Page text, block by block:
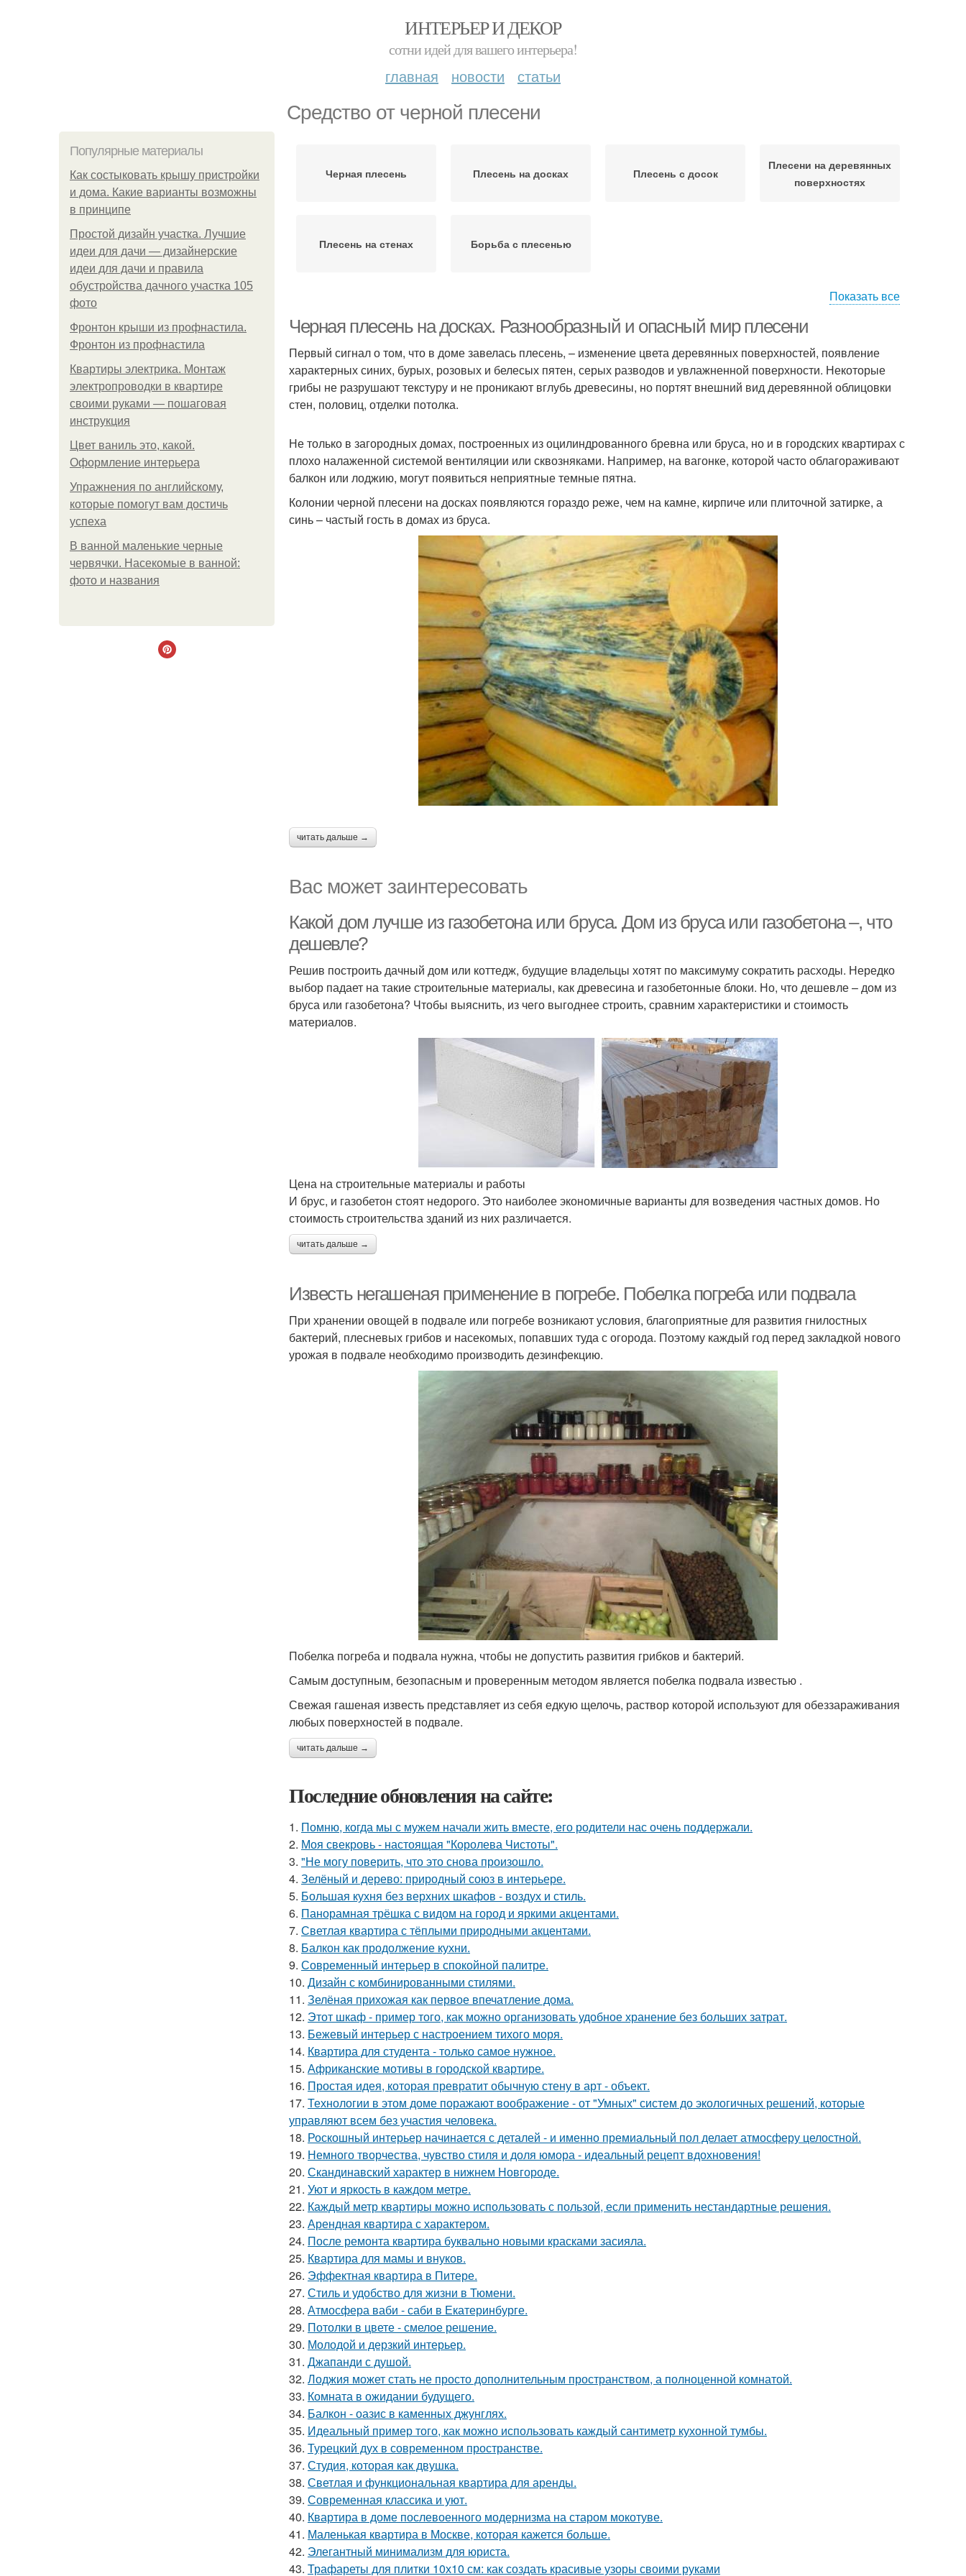
ИНТЕРЬЕР И ДЕКОР
сотни идей для вашего интерьера!
главная новости статьи
Средство от черной плесени
Популярные материалы
Как состыковать крышу пристройки
и дома. Какие варианты возможны
в принципе
Простой дизайн участка. Лучшие
идеи для дачи — дизайнерские
идеи для дачи и правила
обустройства дачного участка 105
фото
Фронтон крыши из профнастила.
Фронтон из профнастила
Квартиры электрика. Монтаж
электропроводки в квартире
своими руками — пошаговая
инструкция
Цвет ваниль это, какой.
Оформление интерьера
Упражнения по английскому,
которые помогут вам достичь
успеха
В ванной маленькие черные
червячки. Насекомые в ванной:
фото и названия
Черная плесень Плесень на досках Плесень с досок
Плесени на деревянных
поверхностях
Плесень на стенах Борьба с плесенью
Показать все
Черная плесень на досках. Разнообразный и опасный мир плесени
Первый сигнал о том, что в доме завелась плесень, – изменение цвета деревянных поверхностей, появление
характерных синих, бурых, розовых и белесых пятен, серых разводов и увлажненной поверхности. Некоторые
грибы не разрушают текстуру и не проникают вглубь древесины, но портят внешний вид деревянной облицовки
стен, половиц, отделки потолка.
Не только в загородных домах, построенных из оцилиндрованного бревна или бруса, но и в городских квартирах с
плохо налаженной системой вентиляции или сквозняками. Например, на вагонке, которой часто облагораживают
балкон или лоджию, могут появиться неприятные темные пятна.
Колонии черной плесени на досках появляются гораздо реже, чем на камне, кирпиче или плиточной затирке, а
синь – частый гость в домах из бруса.
читать дальше →
Вас может заинтересовать
Какой дом лучше из газобетона или бруса. Дом из бруса или газобетона –, что
дешевле?
Решив построить дачный дом или коттедж, будущие владельцы хотят по максимуму сократить расходы. Нередко
выбор падает на такие строительные материалы, как древесина и газобетонные блоки. Но, что дешевле – дом из
бруса или газобетона? Чтобы выяснить, из чего выгоднее строить, сравним характеристики и стоимость
материалов.
Цена на строительные материалы и работы
И брус, и газобетон стоят недорого. Это наиболее экономичные варианты для возведения частных домов. Но
стоимость строительства зданий из них различается.
читать дальше →
Известь негашеная применение в погребе. Побелка погреба или подвала
При хранении овощей в подвале или погребе возникают условия, благоприятные для развития гнилостных
бактерий, плесневых грибов и насекомых, попавших туда с огорода. Поэтому каждый год перед закладкой нового
урожая в подвале необходимо производить дезинфекцию.
Побелка погреба и подвала нужна, чтобы не допустить развития грибков и бактерий.
Самым доступным, безопасным и проверенным методом является побелка подвала известью .
Свежая гашеная известь представляет из себя едкую щелочь, раствор которой используют для обеззараживания
любых поверхностей в подвале.
читать дальше →
Последние обновления на сайте:
1. Помню, когда мы с мужем начали жить вместе, его родители нас очень поддержали.
2. Моя свекровь - настоящая "Королева Чистоты".
3. "Не могу поверить, что это снова произошло.
4. Зелёный и дерево: природный союз в интерьере.
5. Большая кухня без верхних шкафов - воздух и стиль.
6. Панорамная трёшка с видом на город и яркими акцентами.
7. Светлая квартира с тёплыми природными акцентами.
8. Балкон как продолжение кухни.
9. Современный интерьер в спокойной палитре.
10. Дизайн с комбинированными стилями.
11. Зелёная прихожая как первое впечатление дома.
12. Этот шкаф - пример того, как можно организовать удобное хранение без больших затрат.
13. Бежевый интерьер с настроением тихого моря.
14. Квартира для студента - только самое нужное.
15. Африканские мотивы в городской квартире.
16. Простая идея, которая превратит обычную стену в арт - объект.
17. Технологии в этом доме поражают воображение - от "Умных" систем до экологичных решений, которые
управляют всем без участия человека.
18. Роскошный интерьер начинается с деталей - и именно премиальный пол делает атмосферу целостной.
19. Немного творчества, чувство стиля и доля юмора - идеальный рецепт вдохновения!
20. Скандинавский характер в нижнем Новгороде.
21. Уют и яркость в каждом метре.
22. Каждый метр квартиры можно использовать с пользой, если применить нестандартные решения.
23. Арендная квартира с характером.
24. После ремонта квартира буквально новыми красками засияла.
25. Квартира для мамы и внуков.
26. Эффектная квартира в Питере.
27. Стиль и удобство для жизни в Тюмени.
28. Атмосфера ваби - саби в Екатеринбурге.
29. Потолки в цвете - смелое решение.
30. Молодой и дерзкий интерьер.
31. Джапанди с душой.
32. Лоджия может стать не просто дополнительным пространством, а полноценной комнатой.
33. Комната в ожидании будущего.
34. Балкон - оазис в каменных джунглях.
35. Идеальный пример того, как можно использовать каждый сантиметр кухонной тумбы.
36. Турецкий дух в современном пространстве.
37. Студия, которая как двушка.
38. Светлая и функциональная квартира для аренды.
39. Современная классика и уют.
40. Квартира в доме послевоенного модернизма на старом мокотуве.
41. Маленькая квартира в Москве, которая кажется больше.
42. Элегантный минимализм для юриста.
43. Трафареты для плитки 10х10 см: как создать красивые узоры своими руками